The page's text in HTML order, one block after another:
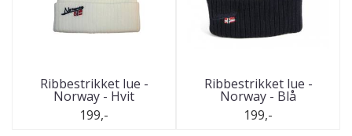
Ribbestrikket lue -
Norway - Hvit
199,-
Ribbestrikket lue -
Norway - Blå
199,-